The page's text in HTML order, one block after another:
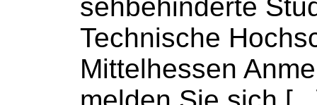
sehbehinderte
Technische
Mittelhessen